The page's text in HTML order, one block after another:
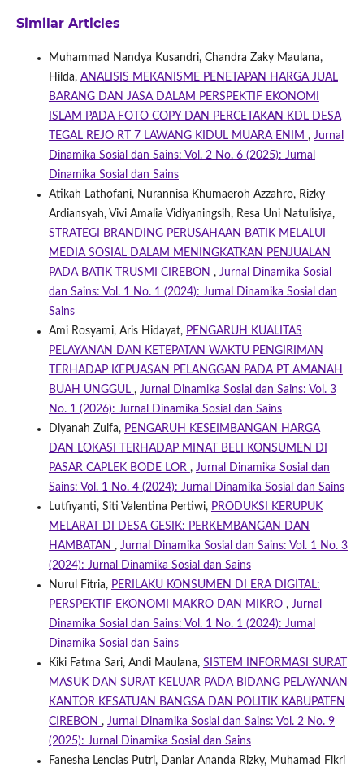
Similar Articles
Muhammad Nandya Kusandri, Chandra Zaky Maulana,
Hilda, ANALISIS MEKANISME PENETAPAN HARGA JUAL
BARANG DAN JASA DALAM PERSPEKTIF EKONOMI
ISLAM PADA FOTO COPY DAN PERCETAKAN KDL DESA
TEGAL REJO RT 7 LAWANG KIDUL MUARA ENIM , Jurnal
Dinamika Sosial dan Sains: Vol. 2 No. 6 (2025): Jurnal
Dinamika Sosial dan Sains
Atikah Lathofani, Nurannisa Khumaeroh Azzahro, Rizky
Ardiansyah, Vivi Amalia Vidiyaningsih, Resa Uni Natulisiya,
STRATEGI BRANDING PERUSAHAAN BATIK MELALUI
MEDIA SOSIAL DALAM MENINGKATKAN PENJUALAN
PADA BATIK TRUSMI CIREBON , Jurnal Dinamika Sosial
dan Sains: Vol. 1 No. 1 (2024): Jurnal Dinamika Sosial dan
Sains
Ami Rosyami, Aris Hidayat, PENGARUH KUALITAS
PELAYANAN DAN KETEPATAN WAKTU PENGIRIMAN
TERHADAP KEPUASAN PELANGGAN PADA PT AMANAH
BUAH UNGGUL , Jurnal Dinamika Sosial dan Sains: Vol. 3
No. 1 (2026): Jurnal Dinamika Sosial dan Sains
Diyanah Zulfa, PENGARUH KESEIMBANGAN HARGA
DAN LOKASI TERHADAP MINAT BELI KONSUMEN DI
PASAR CAPLEK BODE LOR , Jurnal Dinamika Sosial dan
Sains: Vol. 1 No. 4 (2024): Jurnal Dinamika Sosial dan Sains
Lutfiyanti, Siti Valentina Pertiwi, PRODUKSI KERUPUK
MELARAT DI DESA GESIK: PERKEMBANGAN DAN
HAMBATAN , Jurnal Dinamika Sosial dan Sains: Vol. 1 No. 3
(2024): Jurnal Dinamika Sosial dan Sains
Nurul Fitria, PERILAKU KONSUMEN DI ERA DIGITAL:
PERSPEKTIF EKONOMI MAKRO DAN MIKRO , Jurnal
Dinamika Sosial dan Sains: Vol. 1 No. 1 (2024): Jurnal
Dinamika Sosial dan Sains
Kiki Fatma Sari, Andi Maulana, SISTEM INFORMASI SURAT
MASUK DAN SURAT KELUAR PADA BIDANG PELAYANAN
KANTOR KESATUAN BANGSA DAN POLITIK KABUPATEN
CIREBON , Jurnal Dinamika Sosial dan Sains: Vol. 2 No. 9
(2025): Jurnal Dinamika Sosial dan Sains
Fanesha Lencias Putri, Daniar Ananda Rizky, Muhamad Fikri